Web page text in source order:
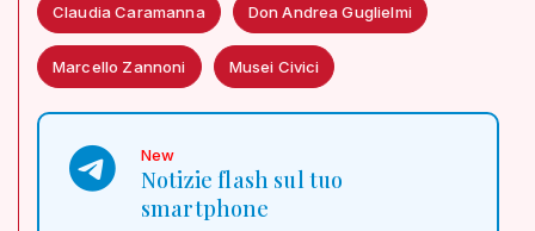
Claudia Caramanna Don Andrea Guglielmi
Marcello Zannoni Musei Civici
New
Notizie flash sul tuo
smartphone